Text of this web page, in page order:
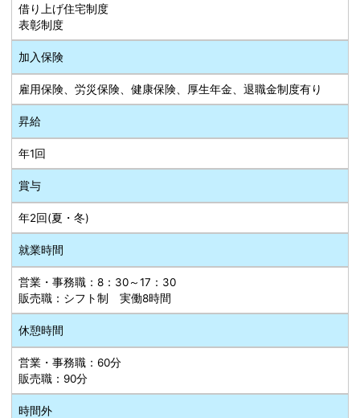
借り上げ住宅制度
表彰制度
加入保険
雇用保険、労災保険、健康保険、厚生年金、退職金制度有り
昇給
年1回
賞与
年2回(夏・冬)
就業時間
営業・事務職：8：30～17：30
販売職：シフト制 実働8時間
休憩時間
営業・事務職：60分
販売職：90分
時間外